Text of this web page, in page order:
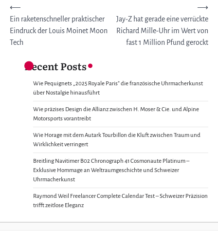
Post
navigation
⟵
Ein raketenschneller praktischer
Eindruck der Louis Moinet Moon
Tech
Jay-Z hat gerade eine verrückte
Richard Mille-Uhr im Wert von
fast 1 Million Pfund gerockt
⟶
Recent Posts
Wie Pequignets „2025 Royale Paris” die französische Uhrmacherkunst
über Nostalgie hinausführt
Wie präzises Design die Allianz zwischen H. Moser & Cie. und Alpine
Motorsports vorantreibt
Wie Horage mit dem Autark Tourbillon die Kluft zwischen Traum und
Wirklichkeit verringert
Breitling Navitimer B02 Chronograph 41 Cosmonaute Platinum –
Exklusive Hommage an Weltraumgeschichte und Schweizer
Uhrmacherkunst
Raymond Weil Freelancer Complete Calendar Test – Schweizer Präzision
trifft zeitlose Eleganz